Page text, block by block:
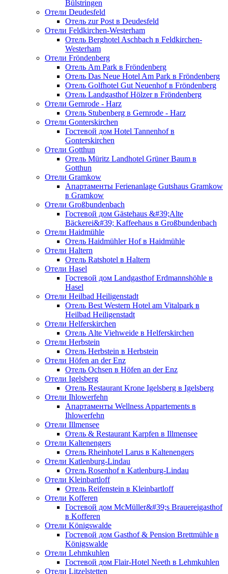
Bülstringen
Отели Deudesfeld
Отель zur Post в Deudesfeld
Отели Feldkirchen-Westerham
Отель Berghotel Aschbach в Feldkirchen-
Westerham
Отели Fröndenberg
Отель Am Park в Fröndenberg
Отель Das Neue Hotel Am Park в Fröndenberg
Отель Golfhotel Gut Neuenhof в Fröndenberg
Отель Landgasthof Hölzer в Fröndenberg
Отели Gernrode - Harz
Отель Stubenberg в Gernrode - Harz
Отели Gonterskirchen
Гостевой дом Hotel Tannenhof в
Gonterskirchen
Отели Gotthun
Отель Müritz Landhotel Grüner Baum в
Gotthun
Отели Gramkow
Апартаменты Ferienanlage Gutshaus Gramkow
в Gramkow
Отели Großbundenbach
Гостевой дом Gästehaus &#39;Alte
Bäckerei&#39; Kaffeehaus в Großbundenbach
Отели Haidmühle
Отель Haidmühler Hof в Haidmühle
Отели Haltern
Отель Ratshotel в Haltern
Отели Hasel
Гостевой дом Landgasthof Erdmannshöhle в
Hasel
Отели Heilbad Heiligenstadt
Отель Best Western Hotel am Vitalpark в
Heilbad Heiligenstadt
Отели Helferskirchen
Отель Alte Viehweide в Helferskirchen
Отели Herbstein
Отель Herbstein в Herbstein
Отели Höfen an der Enz
Отель Ochsen в Höfen an der Enz
Отели Igelsberg
Отель Restaurant Krone Igelsberg в Igelsberg
Отели Ihlowerfehn
Апартаменты Wellness Appartements в
Ihlowerfehn
Отели Illmensee
Отель & Restaurant Karpfen в Illmensee
Отели Kaltenengers
Отель Rheinhotel Larus в Kaltenengers
Отели Katlenburg-Lindau
Отель Rosenhof в Katlenburg-Lindau
Отели Kleinbartloff
Отель Reifenstein в Kleinbartloff
Отели Kofferen
Гостевой дом McMüller&#39;s Brauereigasthof
в Kofferen
Отели Königswalde
Гостевой дом Gasthof & Pension Brettmühle в
Königswalde
Отели Lehmkuhlen
Гостевой дом Flair-Hotel Neeth в Lehmkuhlen
Отели Litzelstetten